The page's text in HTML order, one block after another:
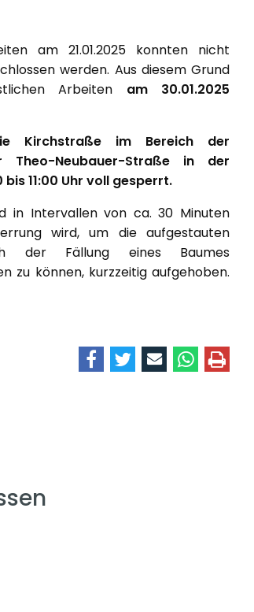
am 21.01.2025 konnten nicht
werden. Aus diesem Grund
Arbeiten am 30.01.2025
Kirchstraße im Bereich der
Theo-Neubauer-Straße in der
11:00 Uhr voll gesperrt.
in Intervallen von ca. 30 Minuten
wird, um die aufgestauten
der Fällung eines Baumes
zu können, kurzzeitig aufgehoben.